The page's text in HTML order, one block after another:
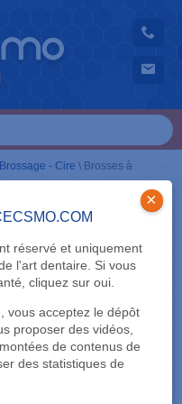
réservé et uniquement
l'art dentaire. Si vous
cliquez sur oui.
vous acceptez le dépôt
proposer des vidéos,
de contenus de
des statistiques de
×
Brossage - Cire \ Brosses à